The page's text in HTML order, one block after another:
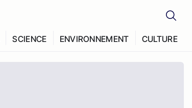
SCIENCE ENVIRONNEMENT CULTURE